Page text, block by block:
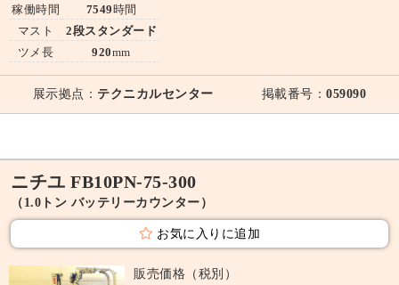
稼働時間
マスト
ツメ長
7549 時間
2段スタンダード
920mm
展示拠点： テクニカルセンター 掲載番号：059090
ニチユ FB10PN-75-300
（1.0トン バッテリーカウンター）
お気に入りに追加
販売価格（税別）